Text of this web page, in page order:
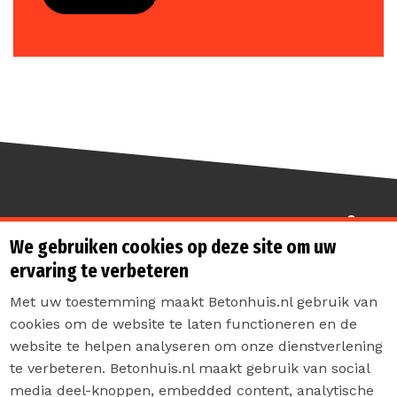
Sterk de toekomst in
Contact
We gebruiken cookies op deze site om uw
ervaring te verbeteren
Met uw toestemming maakt Betonhuis.nl gebruik van
cookies om de website te laten functioneren en de
website te helpen analyseren om onze dienstverlening
te verbeteren. Betonhuis.nl maakt gebruik van social
media deel-knoppen, embedded content, analytische